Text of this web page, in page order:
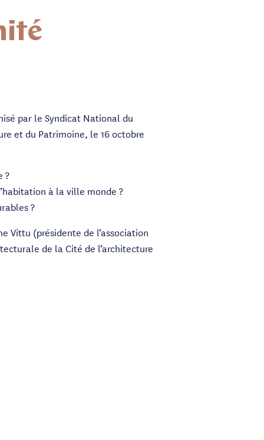
par le Syndicat National du
et du Patrimoine, le 16 octobre
?
à la ville monde ?
?
Vittu (présidente de l’association
de la Cité de l’architecture